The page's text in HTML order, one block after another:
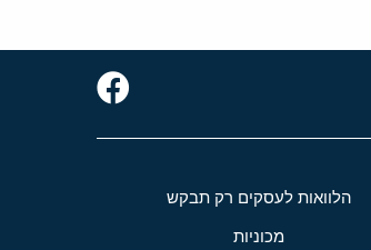
הלוואות לעסקים רק תבקש
מכוניות